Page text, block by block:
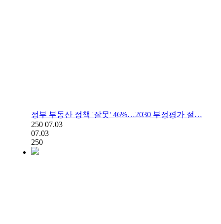
정부 부동산 정책 '잘못' 46%…2030 부정평가 절…
250 07.03
07.03
250